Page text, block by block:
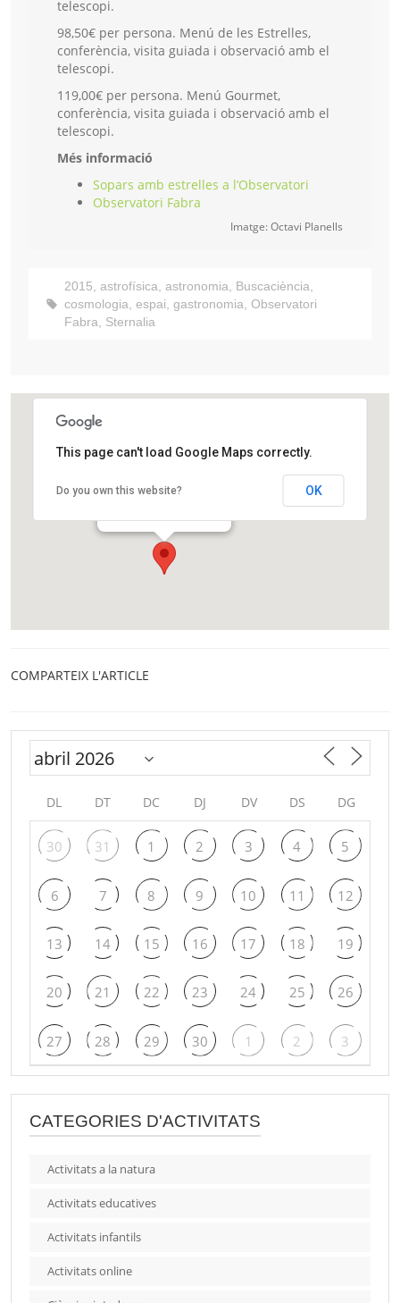
telescopi.
98,50€ per persona. Menú de les Estrelles,
conferència, visita guiada i observació amb el
telescopi.
119,00€ per persona. Menú Gourmet,
conferència, visita guiada i observació amb el
telescopi.
Més informació
Sopars amb estrelles a l’Observatori
Observatori Fabra
Imatge: Octavi Planells
2015, astrofísica, astronomia, Buscaciència,
cosmologia, espai, gastronomia, Observatori
Fabra, Sternalia
Observatori Fabra
Camí de l'Observatori, s/n
This page can't load Google Maps correctly.
Do you own this website? OK
COMPARTEIX L'ARTICLE
DL DT DC DJ DV DS DG
30 31 1 2 3 4 5
6 7 8 9 10 11 12
13 14 15 16 17 18 19
20 21 22 23 24 25 26
27 28 29 30 1 2 3
CATEGORIES D'ACTIVITATS
Activitats a la natura
Activitats educatives
Activitats infantils
Activitats online